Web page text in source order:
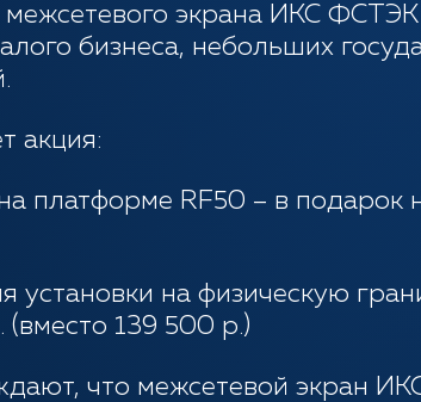
экрана ИКС
бизнеса, небольших
акция:
RF50 – в подарок
на физическую
139 500 р.)
что межсетевой экран